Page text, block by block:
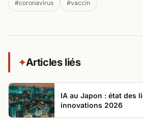
#coronavirus #vaccin
✦Articles liés
IA au Japon : état des
innovations 2026